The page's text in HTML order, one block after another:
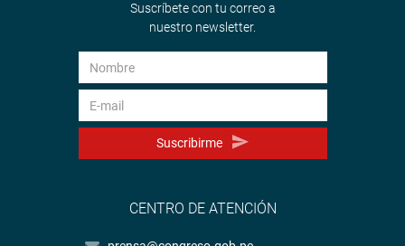
Suscríbete con tu correo a
nuestro newsletter.
Suscribirme
CENTRO DE ATENCIÓN